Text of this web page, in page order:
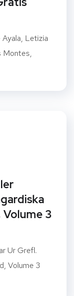
Letizia
Montes,
3
Ur Grefl.
Volume 3